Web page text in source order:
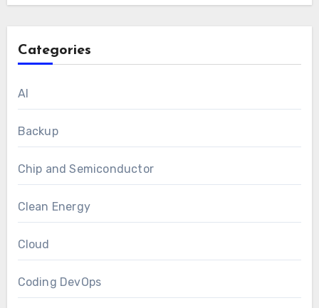
Categories
AI
Backup
Chip and Semiconductor
Clean Energy
Cloud
Coding DevOps